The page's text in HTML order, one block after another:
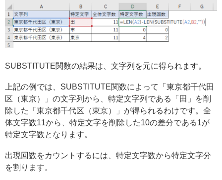
SUBSTITUTE関数の結果は、文字列を元に得られます。
上記の例では、SUBSTITUTE関数によって「東京都千代田
区（東京）」の文字列から、特定文字列である「田」を削
除した「東京都千代区（東京）」が得られるわけです。全
体文字数11から、特定文字を削除した10の差分である1が
特定文字数となります。
出現回数をカウントするには、特定文字数から特定文字分
を割ります。